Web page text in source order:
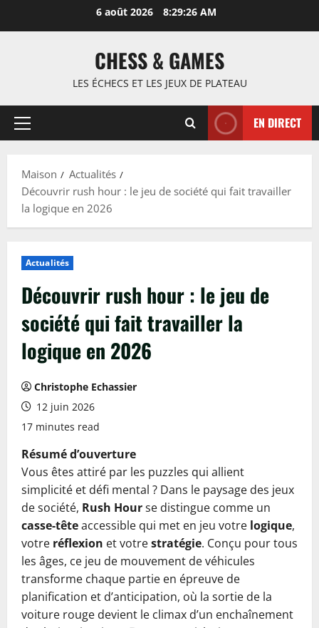
6 août 2026 8:29:27 AM
CHESS & GAMES
LES ÉCHECS ET LES JEUX DE PLATEAU
Menu
EN DIRECT
Maison
Actualités
Découvrir rush hour : le jeu de société qui fait travailler
la logique en 2026
Actualités
Découvrir rush hour : le jeu de
société qui fait travailler la
logique en 2026
Christophe Echassier
12 juin 2026
17 minutes read
Résumé d’ouverture
Vous êtes attiré par les puzzles qui allient
simplicité et défi mental ? Dans le paysage des jeux
de société, Rush Hourse distingue comme un
casse-têteaccessible qui met en jeu votre logique,
votre réflexion et votrestratégie. Conçu pour tous
les âges, ce jeu de mouvement de véhicules
transforme chaque partie en épreuve de
planification et d’anticipation, où la sortie de la
voiture rouge devient le climax d’un enchaînement